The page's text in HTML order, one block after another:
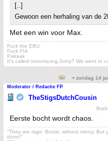
[..]
Gewoon een herhaling van de
Met een win voor Max.
Fuck the EBU
Fuck FIA
Pakaak
It's called motorracing.Sorry? We went to
• zondag 14
Moderator / Redactie FP
TheStigsDutchCousin
Eerste bocht wordt chaos.
"They are rage. Brutal, without mercy. But
done!"